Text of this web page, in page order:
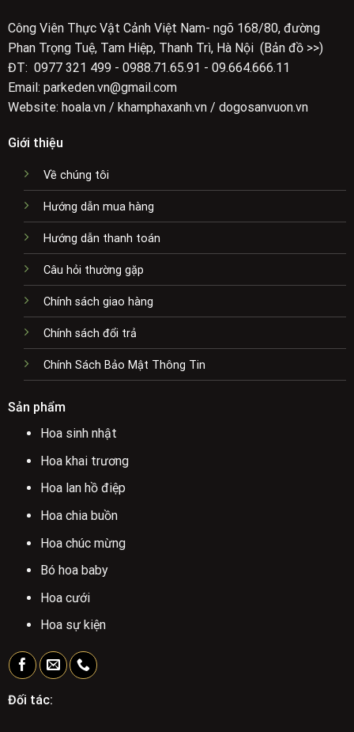
Công Viên Thực Vật Cảnh Việt Nam- ngõ 168/80, đường
Phan Trọng Tuệ, Tam Hiệp, Thanh Trì, Hà Nội (Bản đồ >>)
ĐT: 0977 321 499 - 0988.71.65.91 - 09.664.666.11
Email: parkeden.vn@gmail.com
Website: hoala.vn / khamphaxanh.vn / dogosanvuon.vn
Giới thiệu
Về chúng tôi
Hướng dẫn mua hàng
Hướng dẫn thanh toán
Câu hỏi thường gặp
Chính sách giao hàng
Chính sách đổi trả
Chính Sách Bảo Mật Thông Tin
Sản phẩm
Hoa sinh nhật
Hoa khai trương
Hoa lan hồ điệp
Hoa chia buồn
Hoa chúc mừng
Bó hoa baby
Hoa cưới
Hoa sự kiện
Đối tác: